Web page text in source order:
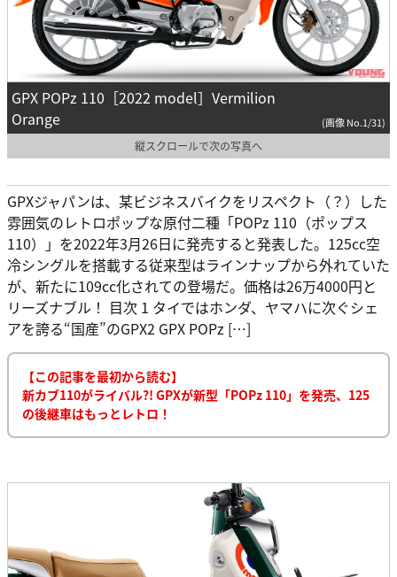
GPX POPz 110［2022 model］Vermilion
Orange
(画像 No.1/31)
縦スクロールで次の写真へ
GPXジャパンは、某ビジネスバイクをリスペクト（？）した
雰囲気のレトロポップな原付二種「POPz 110（ポップス
110）」を2022年3月26日に発売すると発表した。125cc空
冷シングルを搭載する従来型はラインナップから外れていた
が、新たに109cc化されての登場だ。価格は26万4000円と
リーズナブル！ 目次 1 タイではホンダ、ヤマハに次ぐシェ
アを誇る“国産”のGPX2 GPX POPz […]
【この記事を最初から読む】
新カブ110がライバル?! GPXが新型「POPz 110」を発売、125
の後継車はもっとレトロ！